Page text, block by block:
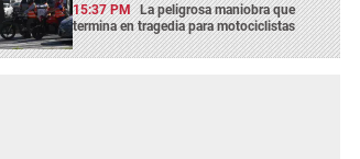
15:37 PM La peligrosa maniobra que
termina en tragedia para motociclistas